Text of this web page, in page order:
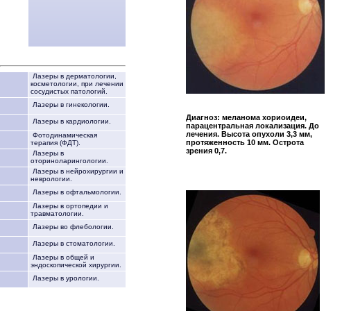
Лазеры в дерматологии,
косметологии, при лечении
сосудистых патологий.
Лазеры в гинекологии.
Лазеры в кардиологии.
Фотодинамическая
терапия (ФДТ).
Лазеры в
оториноларингологии.
Лазеры в нейрохирургии и
неврологии.
Лазеры в офтальмологии.
Лазеры в ортопедии и
травматологии.
Лазеры во флебологии.
Лазеры в стоматологии.
Лазеры в общей и
эндоскопической хирургии.
Лазеры в урологии.
Диагноз: меланома хориоидеи,
парацентральная локализация. До
лечения. Высота опухоли 3,3 мм,
протяженность 10 мм. Острота
зрения 0,7.